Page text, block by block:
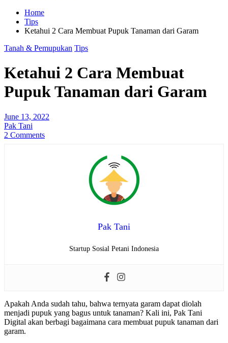
Home
Tips
Ketahui 2 Cara Membuat Pupuk Tanaman dari Garam
Tanah & Pemupukan Tips
Ketahui 2 Cara Membuat
Pupuk Tanaman dari Garam
June 13, 2022
Pak Tani
2 Comments
Pak Tani
Startup Sosial Petani Indonesia
Apakah Anda sudah tahu, bahwa ternyata garam dapat diolah
menjadi pupuk yang bagus untuk tanaman? Kali ini, Pak Tani
Digital akan berbagi bagaimana cara membuat pupuk tanaman dari
garam.